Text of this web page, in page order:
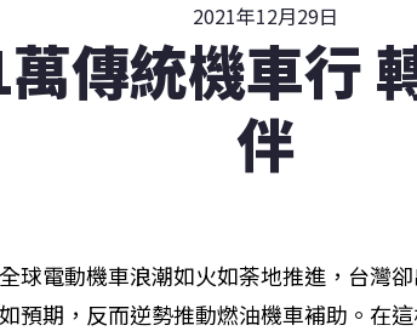
2021年12月29日
傳統機車行
伴
全球電動機車浪潮如火如荼地推進，台灣
如預期，反而逆勢推動燃油機車補助。在